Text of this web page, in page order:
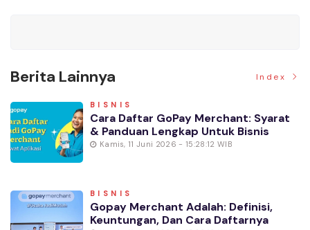
Berita Lainnya Index
BISNIS
Cara Daftar GoPay Merchant: Syarat
& Panduan Lengkap Untuk Bisnis
Kamis, 11 Juni 2026 - 15:28:12 WIB
BISNIS
Gopay Merchant Adalah: Definisi,
Keuntungan, Dan Cara Daftarnya